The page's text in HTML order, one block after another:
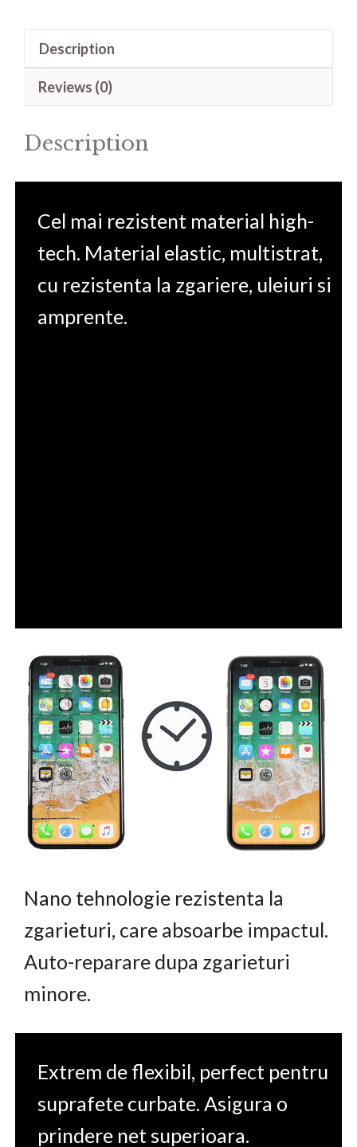
14'
Description
Reviews (0)
Description
Cel mai rezistent material high-
tech. Material elastic, multistrat,
cu rezistenta la zgariere, uleiuri si
amprente.
Nano tehnologie rezistenta la
zgarieturi, care absoarbe impactul.
Auto-reparare dupa zgarieturi
minore.
Extrem de flexibil, perfect pentru
suprafete curbate. Asigura o
prindere net superioara.